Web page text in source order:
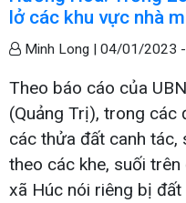
lở các khu vực nhà
Minh Long | 04/01/2023
Theo báo cáo của
(Quảng Trị), trong
các thửa đất canh tác,
theo các khe, suối
xã Húc nói riêng bị